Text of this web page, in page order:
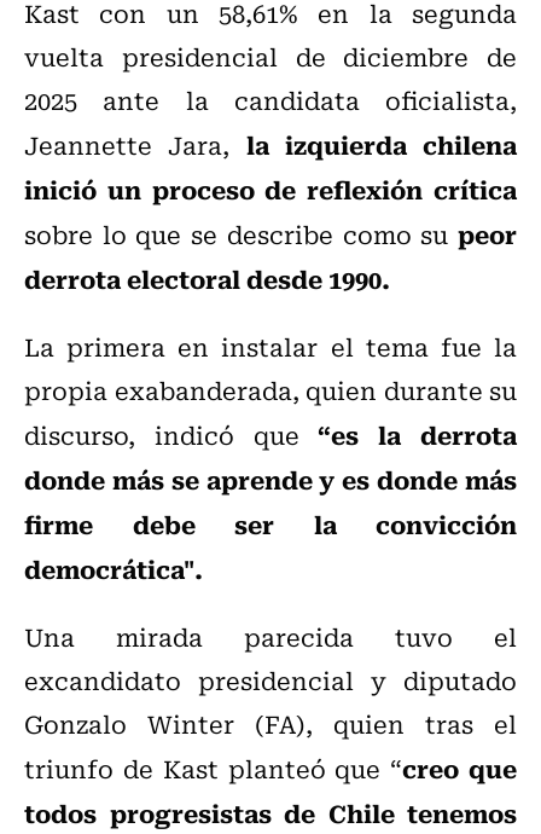
Kast con un 58,61% en la segunda
vuelta presidencial de diciembre de
2025 ante la candidata oficialista,
Jeannette Jara, la izquierda chilena
inició un proceso de reflexión crítica
sobre lo que se describe como su peor
derrota electoral desde 1990.
La primera en instalar el tema fue la
propia exabanderada, quien durante su
discurso, indicó que“es la derrota
donde más se aprende y es donde más
firme debe ser la convicción
democrática".
Una mirada parecida tuvo el
excandidato presidencial y diputado
Gonzalo Winter (FA), quien tras el
triunfo de Kast planteó que “creo que
todos progresistas de Chile tenemos